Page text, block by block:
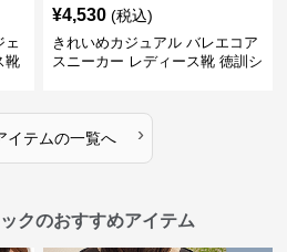
ェ
靴
¥4,530 (税込)
きれいめカジュアル バレエコア
スニーカー レディース靴 徳訓シ
イテムの一覧へ ›
クのおすすめアイテム